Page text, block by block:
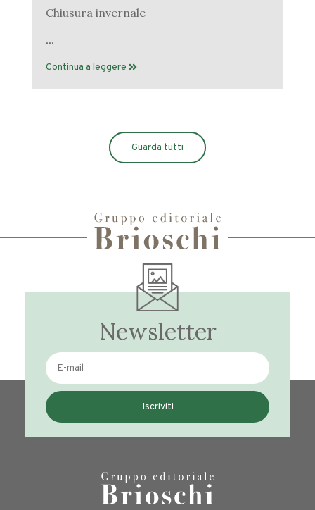
Chiusura invernale
...
Continua a leggere
Guarda tutti
Newsletter
Iscriviti